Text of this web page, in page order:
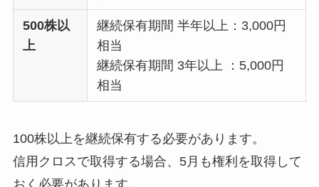
500株以
上
継続保有期間 半年以上：3,000円
相当
継続保有期間 3年以上 ：5,000円
相当
100株以上を継続保有する必要があります。
信用クロスで取得する場合、5月も権利を取得して